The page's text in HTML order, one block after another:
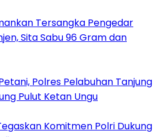
Tersangka Pengedar
Sita Sabu 96 Gram dan
Polres Pelabuhan Tanjung
Pulut Ketan Ungu
Komitmen Polri Dukung